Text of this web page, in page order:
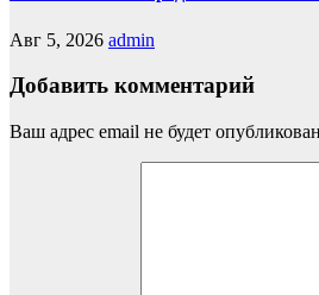
Авг 5, 2026 admin
Добавить комментарий
Ваш адрес email не будет